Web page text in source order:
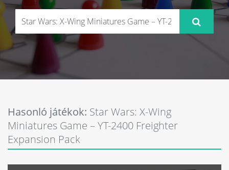
Hasonló játékok: Star Wars: X-Wing
Miniatures Game – YT-2400 Freighter
Expansion Pack